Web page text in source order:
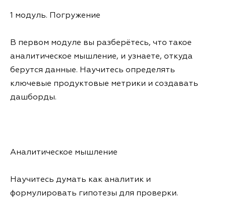
1 модуль. Погружение
В первом модуле вы разберётесь, что такое
аналитическое мышление, и узнаете, откуда
берутся данные. Научитесь определять
ключевые продуктовые метрики и создавать
дашборды.
Аналитическое мышление
Научитесь думать как аналитик и
формулировать гипотезы для проверки.